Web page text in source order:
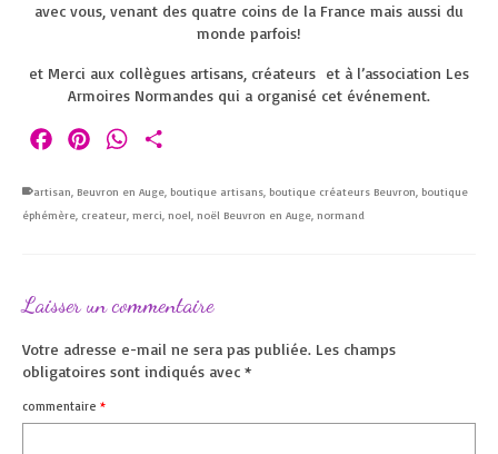
avec vous, venant des quatre coins de la France mais aussi du
monde parfois!
et Merci aux collègues artisans, créateurs et à l’association Les
Armoires Normandes qui a organisé cet événement.
FacebookPinterestWhatsApp
artisan Beuvron en Auge boutique artisans boutique créateurs Beuvron boutique
éphémère createur merci noel noël Beuvron en Auge normand
Laisser un commentaire
Votre adresse e-mail ne sera pas publiée. Les champs
obligatoires sont indiqués avec *
commentaire *